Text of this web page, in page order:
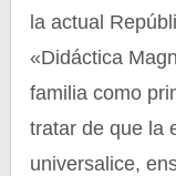
la actual
«Didáctica
familia como
tratar de que la
universalice,